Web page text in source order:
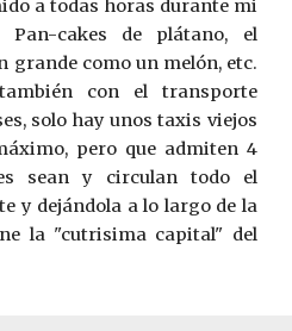
a todas horas durante mi
Pan-cakes de plátano, el
grande como un melón, etc.
con el transporte
solo hay unos taxis viejos
pero que admiten 4
sean y circulan todo el
y dejándola a lo largo de la
la "cutrisima capital" del